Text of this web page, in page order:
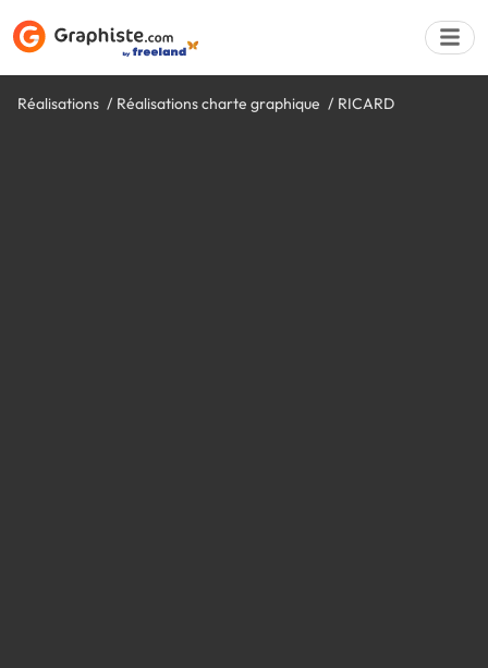
Réalisations Réalisations charte graphique RICARD